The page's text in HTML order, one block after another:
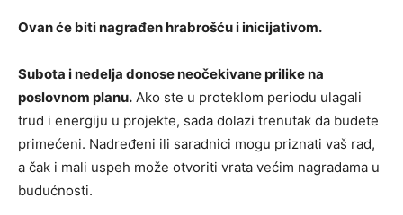
Ovan će biti nagrađen hrabrošću i inicijativom.
Subota i nedelja donose neočekivane prilike na
poslovnom planu. Ako ste u proteklom periodu ulagali
trud i energiju u projekte, sada dolazi trenutak da budete
primećeni. Nadređeni ili saradnici mogu priznati vaš rad,
a čak i mali uspeh može otvoriti vrata većim nagradama u
budućnosti.